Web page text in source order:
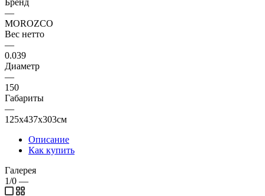
—
MOROZCO
Вес нетто
—
0.039
Диаметр
—
150
Габариты
—
125x437x303см
Описание
Как купить
Галерея
1/0 —